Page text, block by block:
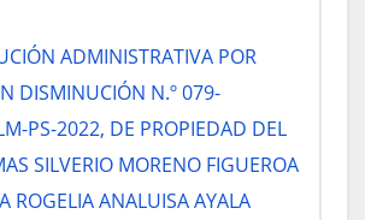
ADMINISTRATIVA POR
DISMINUCIÓN N.º 079-
PS-2022, DE PROPIEDAD DEL
SILVERIO MORENO FIGUEROA
ROGELIA ANALUISA AYALA